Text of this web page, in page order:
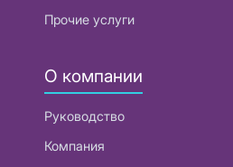
Прочие услуги
О компании
Руководство
Компания